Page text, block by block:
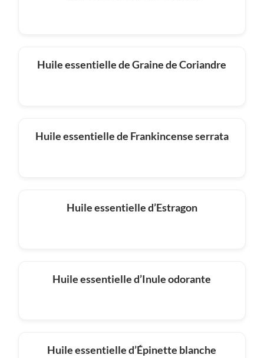
Huile essentielle de Graine de Coriandre
Huile essentielle de Frankincense serrata
Huile essentielle d’Estragon
Huile essentielle d’Inule odorante
Huile essentielle d’Épinette blanche